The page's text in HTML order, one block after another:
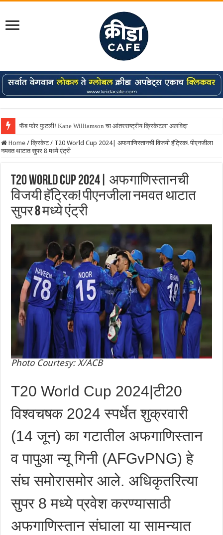
फॅब फोर फुटली! Kane Williamson चा आंतरराष्ट्रीय क्रिकेटला अलविदा
Shreyas Iyer कॅप्टन झाला! टी20 ची पुन्हा मुंबईकराच्या खांद्यावर, एशियन गेम्स…
Home / क्रिकेट / T20 World Cup 2024| अफगाणिस्तानची विजयी हॅट्रिक! पीएनजीला
नमवत थाटात सुपर 8 मध्ये एंट्री
T20 World Cup 2024| अफगाणिस्तानची
विजयी हॅट्रिक! पीएनजीला नमवत थाटात
सुपर 8 मध्ये एंट्री
Photo Courtesy: X/ACB
T20 World Cup 2024|टी20
विश्वचषक 2024 स्पर्धेत शुक्रवारी
(14 जून) का गटातील अफगाणिस्तान
व पापुआ न्यू गिनी (AFGvPNG) हे
संघ समोरासमोर आले. अधिकृतरित्या
सुपर 8 मध्ये प्रवेश करण्यासाठी
अफगाणिस्तान संघाला या सामन्यात